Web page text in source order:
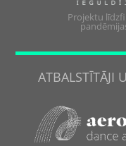
Projektu
ATBALSTĪTĀJI